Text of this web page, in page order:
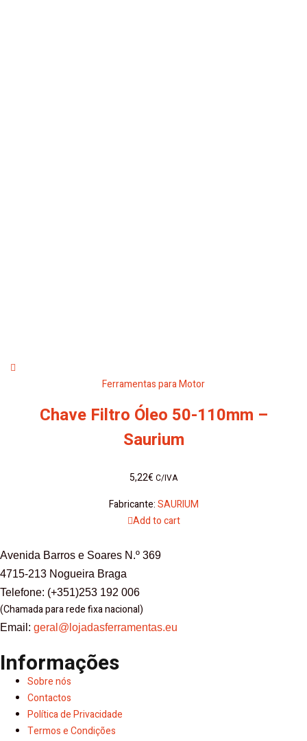
Ferramentas para Motor
Chave Filtro Óleo 50-110mm –
Saurium
5,22€ C/IVA
Fabricante:SAURIUM
Add to cart
Avenida Barros e Soares N.º 369
4715-213 Nogueira Braga
Telefone: (+351)253 192 006
(Chamada para rede fixa nacional)
Email: geral@lojadasferramentas.eu
Informações
Sobre nós
Contactos
Política de Privacidade
Termos e Condições